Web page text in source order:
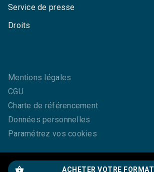
shopping_basket ACHETER VOTRE FORMAT
Service de presse
Droits
Mentions légales
CGU
Charte de référencement
Données personnelles
Paramétrez vos cookies